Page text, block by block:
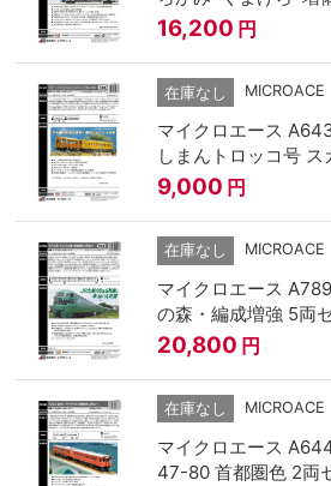
16,200 円
在庫なし MICROACE
マイクロエース
しまんトロッコ号
9,000 円
在庫なし MICROACE
マイクロエース
の森・編成増強 5両
20,800 円
在庫なし MICROACE
マイクロエース
47-80 首都圏色 2両